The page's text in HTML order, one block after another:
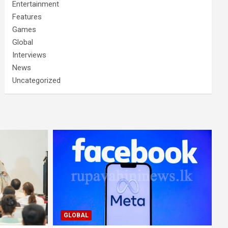
Entertainment
Features
Games
Global
Interviews
News
Uncategorized
GLOBAL